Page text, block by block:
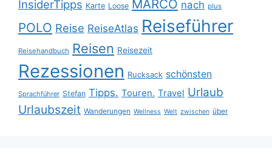
InsiderTipps Karte Loose MARCO nach plus
POLO Reise ReiseAtlas Reiseführer
Reisehandbuch Reisen Reisezeit
Rezessionen Rucksack schönsten
Sprachführer Stefan Tipps. Touren. Travel Urlaub
Urlaubszeit Wanderungen Wellness Welt zwischen über